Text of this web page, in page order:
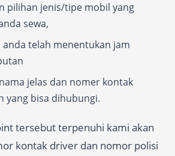
pilihan jenis/tipe mobil yang
sewa,
anda telah menentukan jam
jelas dan nomer kontak
yang bisa dihubungi.
tersebut terpenuhi kami akan
kontak driver dan nomor polisi